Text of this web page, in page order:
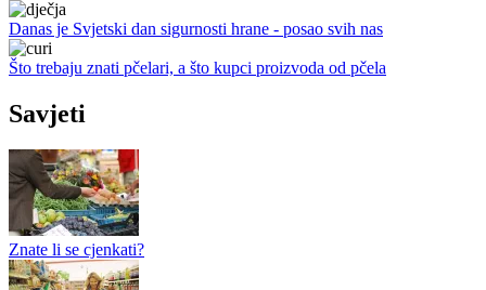
Danas je Svjetski dan sigurnosti hrane - posao svih nas
Što trebaju znati pčelari, a što kupci proizvoda od pčela
Savjeti
Znate li se cjenkati?